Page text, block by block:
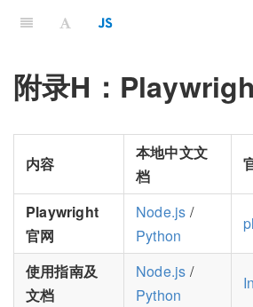
附录H：
内容
本地中文文
档
Playwright
官网
Node.js /
Python
使用指南及
文档
Node.js /
Python